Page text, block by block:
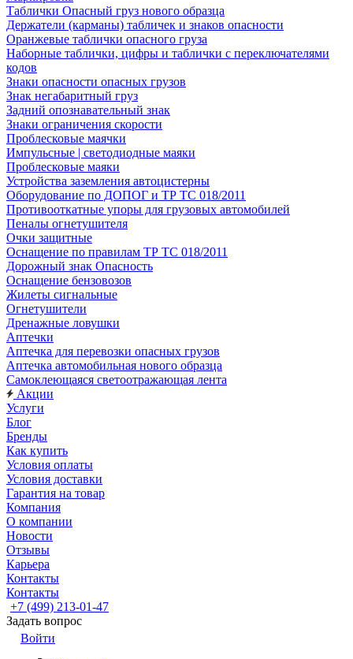
Таблички Опасный груз нового образца
Держатели (карманы) табличек и знаков опасности
Оранжевые таблички опасного груза
Наборные таблички, цифры и таблички с переключателями
кодов
Знаки опасности опасных грузов
Знак негабаритный груз
Задний опознавательный знак
Знаки ограничения скорости
Проблесковые маячки
Импульсные | светодиодные маяки
Проблесковые маяки
Устройства заземления автоцистерны
Оборудование по ДОПОГ и ТР ТС 018/2011
Противооткатные упоры для грузовых автомобилей
Пеналы огнетушителя
Очки защитные
Оснащение по правилам ТР ТС 018/2011
Дорожный знак Опасность
Оснащение бензовозов
Жилеты сигнальные
Огнетушители
Дренажные ловушки
Аптечки
Аптечка для перевозки опасных грузов
Аптечка автомобильная нового образца
Самоклеющаяся светоотражающая лента
Акции
Услуги
Блог
Бренды
Как купить
Условия оплаты
Условия доставки
Гарантия на товар
Компания
О компании
Новости
Отзывы
Карьера
Контакты
Контакты
+7 (499) 213-01-47
Задать вопрос
Войти